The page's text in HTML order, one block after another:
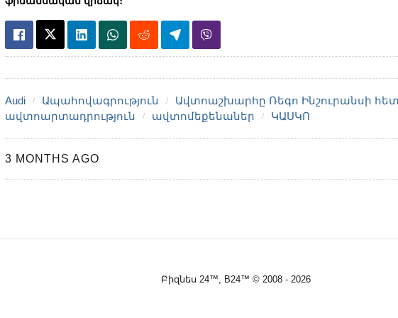
Audi Ապահովագրություն
Ավտոաշխարհը Ռեգո Ինշուրանսի
ավտոարտադրություն
ավտոմեքենաներ ԿԱՍԿՈ
3 MONTHS AGO
Բիզնես 24™, B24™ © 2008 - 2026